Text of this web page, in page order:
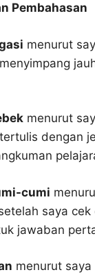
Pembahasan
menurut
menurut
dengan
cumi
saya
jawaban
menurut saya